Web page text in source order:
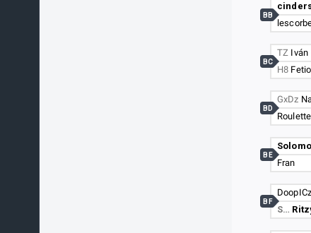
BB
TZ Iván
H8
BC
GxDz
BD
Fran
BE
DoopICz
S…
BF